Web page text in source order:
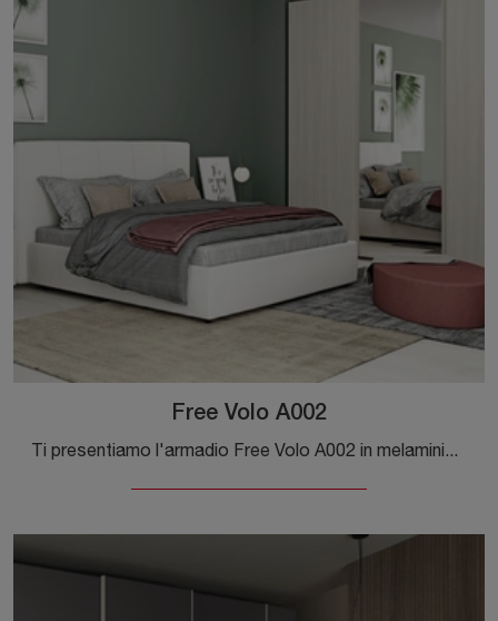
Free Volo A002
Ti presentiamo l'armadio Free Volo A002 in melaminico di Colombini Casa! Una ricca gamma di armadi a muro con ante scorrevoli.